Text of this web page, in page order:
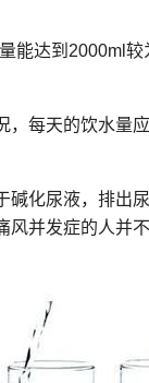
能达到2000ml
，每天的饮水量
碱化尿液，排出
并发症的人并